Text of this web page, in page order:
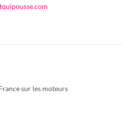
sur les moteurs